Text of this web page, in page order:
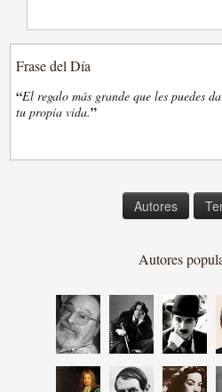
Frase del Día
“El regalo más grande que les puedes
tu propia vida.”
Autores
Autores